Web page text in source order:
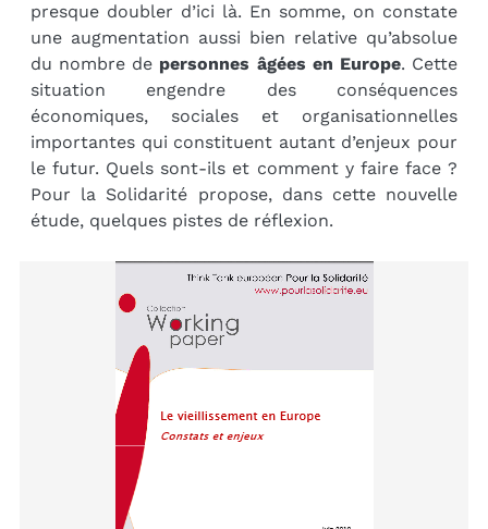
presque doubler d’ici là. En somme, on constate
une augmentation aussi bien relative qu’absolue
du nombre de personnes âgées en Europe. Cette
situation engendre des conséquences
économiques, sociales et organisationnelles
importantes qui constituent autant d’enjeux pour
le futur. Quels sont-ils et comment y faire face ?
Pour la Solidarité propose, dans cette nouvelle
étude, quelques pistes de réflexion.